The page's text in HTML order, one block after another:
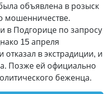
объявлена в розыск
мошенничестве.
в Подгорице по запросу
15 апреля
в экстрадиции, и
Позже ей официально
беженца.